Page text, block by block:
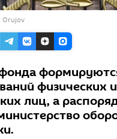
Orujov
физических и
лиц, а